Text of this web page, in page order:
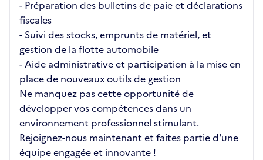
- Préparation des bulletins de paie et déclarations
fiscales
- Suivi des stocks, emprunts de matériel, et
gestion de la flotte automobile
- Aide administrative et participation à la mise en
place de nouveaux outils de gestion
Ne manquez pas cette opportunité de
développer vos compétences dans un
environnement professionnel stimulant.
Rejoignez-nous maintenant et faites partie d'une
équipe engagée et innovante !